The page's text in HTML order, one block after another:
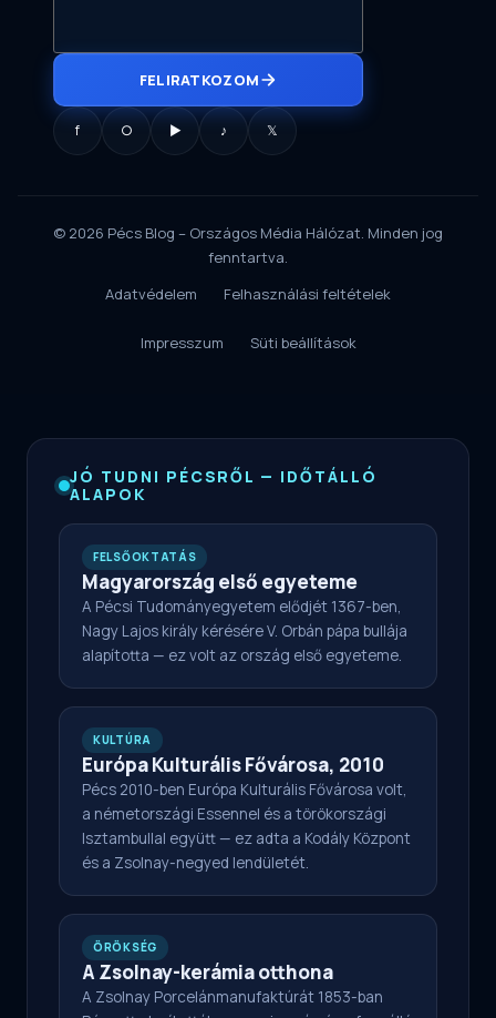
FELIRATKOZOM
f ○ ▶ ♪ 𝕏
© 2026 Pécs Blog – Országos Média Hálózat. Minden jog
fenntartva.
Adatvédelem
Felhasználási feltételek
Impresszum Süti beállítások
JÓ TUDNI PÉCSRŐL — IDŐTÁLLÓ
ALAPOK
FELSŐOKTATÁS
Magyarország első egyeteme
A Pécsi Tudományegyetem elődjét 1367-ben,
Nagy Lajos király kérésére V. Orbán pápa bullája
alapította — ez volt az ország első egyeteme.
KULTÚRA
Európa Kulturális Fővárosa, 2010
Pécs 2010-ben Európa Kulturális Fővárosa volt,
a németországi Essennel és a törökországi
Isztambullal együtt — ez adta a Kodály Központ
és a Zsolnay-negyed lendületét.
ÖRÖKSÉG
A Zsolnay-kerámia otthona
A Zsolnay Porcelánmanufaktúrát 1853-ban